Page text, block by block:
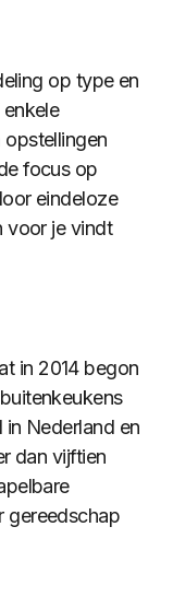
op type en
opstellingen
focus op
eindeloze
voor je vindt
in 2014 begon
Nederland en
dan vijftien
gereedschap